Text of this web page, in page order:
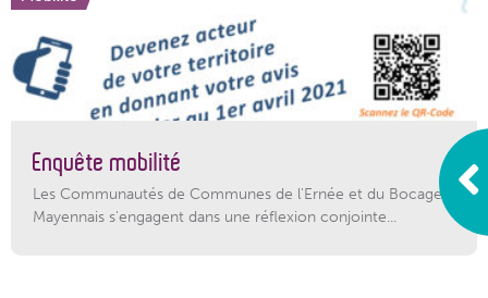
Enquête mobilité
Les Communautés de Communes de l'Ernée et du Bocage
Mayennais s'engagent dans une réflexion conjointe...